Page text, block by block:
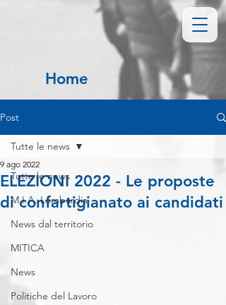
Home
Post
Tutte le news
M.I.A. Lombardia
News dal territorio
MITICA
News
Politiche del Lavoro
Tutte le news
ELEZIONI 2022 - Le proposte
di confartigianato ai candidati
9 ago 2022